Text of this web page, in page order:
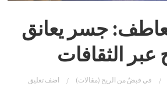
جسر يعانق
عبر الثقافات
في قبضٌ من الريح (مقالات) اضف تعليق